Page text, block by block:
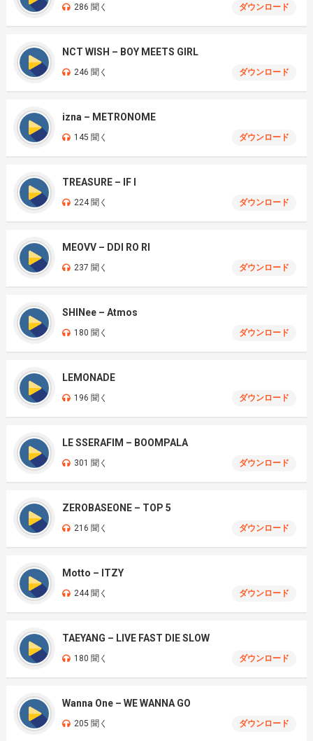
286 聞く ダウンロード
NCT WISH – BOY MEETS GIRL
246 聞く ダウンロード
izna – METRONOME
145 聞く ダウンロード
TREASURE – IF I
224 聞く ダウンロード
MEOVV – DDI RO RI
237 聞く ダウンロード
SHINee – Atmos
180 聞く ダウンロード
LEMONADE
196 聞く ダウンロード
LE SSERAFIM – BOOMPALA
301 聞く ダウンロード
ZEROBASEONE – TOP 5
216 聞く ダウンロード
Motto – ITZY
244 聞く ダウンロード
TAEYANG – LIVE FAST DIE SLOW
180 聞く ダウンロード
Wanna One – WE WANNA GO
205 聞く ダウンロード